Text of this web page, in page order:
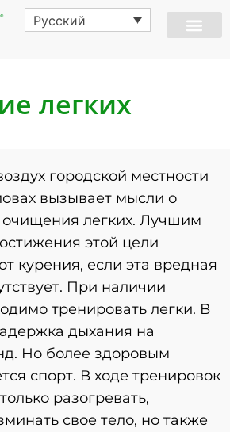
Русский
легких
городской местности
вызывает мысли о
очищения легких. Лучшим
этой цели
курения, если эта вредная
При наличии
тренировать легки. В
дыхания на
Но более здоровым
спорт. В ходе тренировок
разогревать,
свое тело, но также